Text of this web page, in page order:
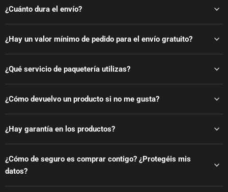
¿Cuánto dura el envío?
¿Hay un valor mínimo de pedido para el envío gratuito?
¿Qué servicio de paquetería utilizas?
¿Cómo devuelvo un producto si no me gusta?
¿Hay garantía en los productos?
¿Cómo de seguro es comprar contigo? ¿Protegéis mis
datos?